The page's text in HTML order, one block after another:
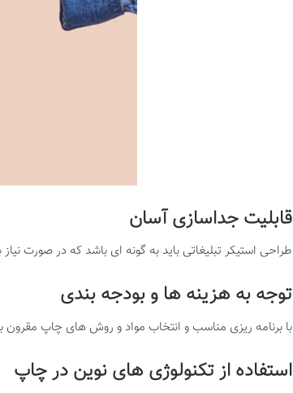
قابلیت جداسازی آسان
طراحی استیکر تبلیغاتی باید به گونه ای باشد که در صورت
توجه به هزینه ها و بودجه بندی
با برنامه ریزی مناسب و انتخاب مواد و روش های چاپ مقرون
استفاده از تکنولوژی های نوین در چاپ